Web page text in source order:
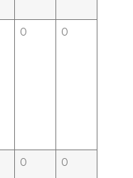
0 0
0 0